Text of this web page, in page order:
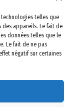
telles que
appareils. Le fait de
données telles que le
Le fait de ne pas
négatif sur certaines